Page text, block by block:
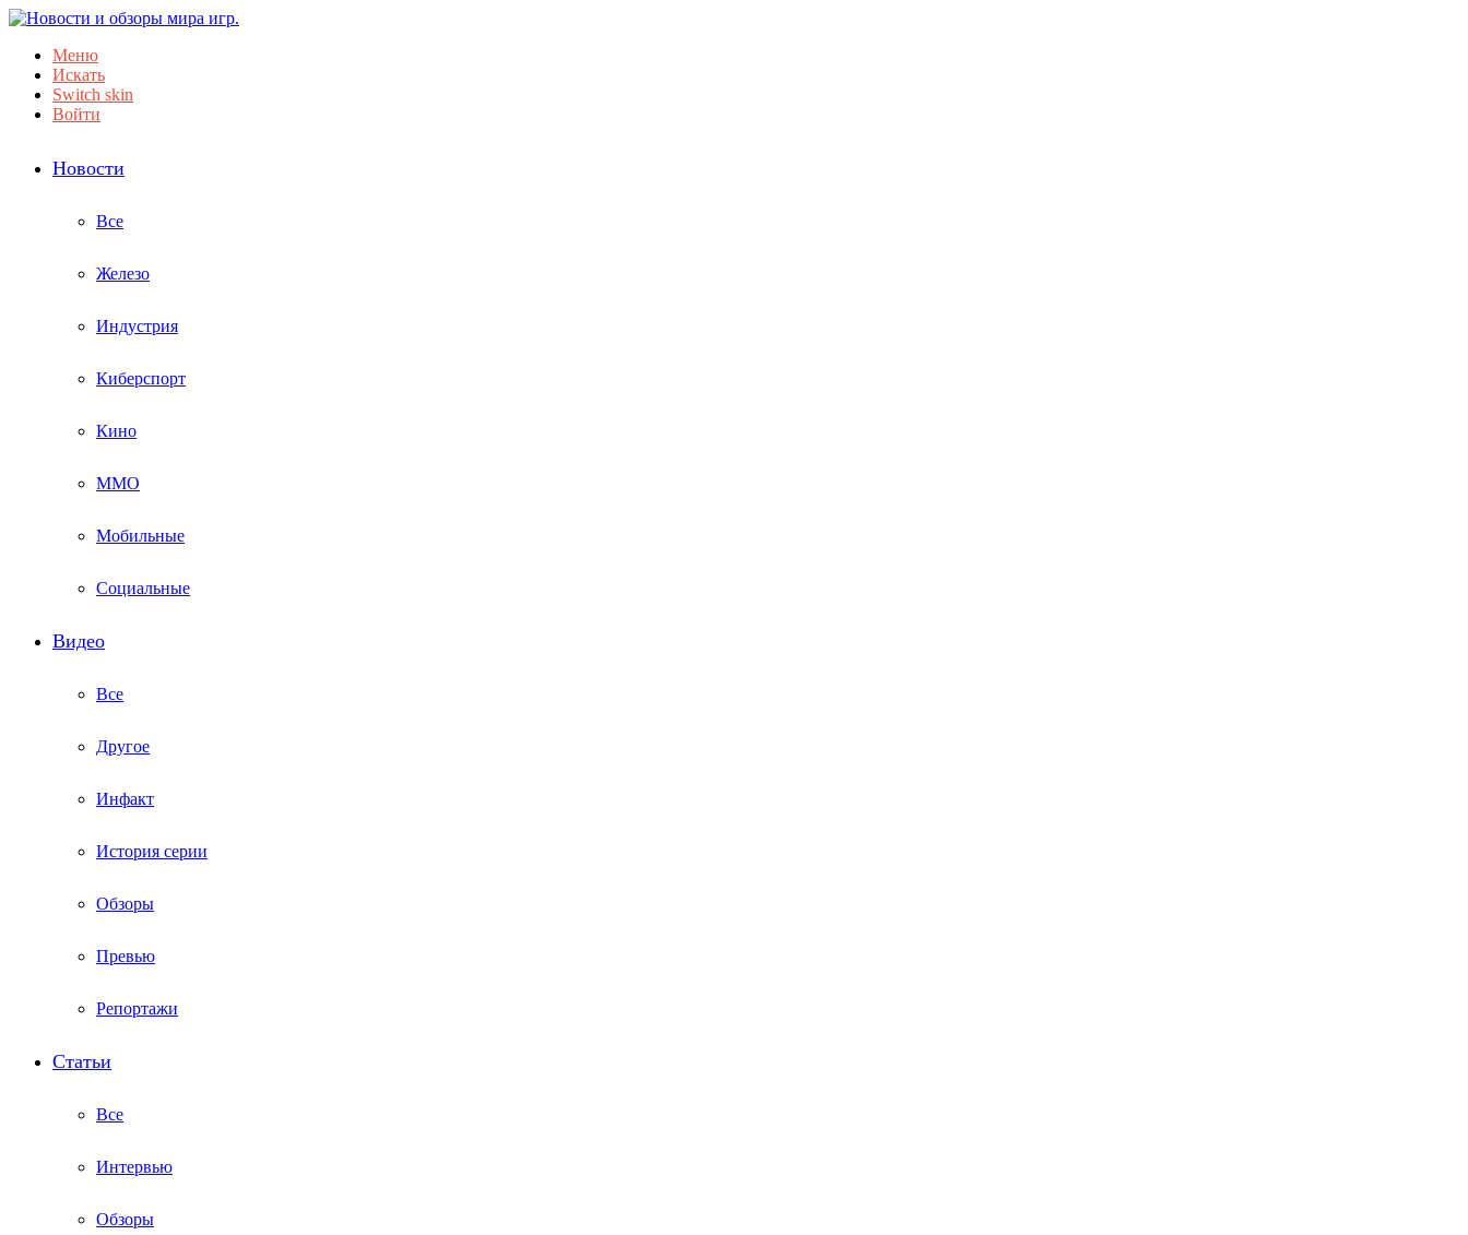
Меню
Искать
Switch skin
Войти
Новости
Все
Железо
Индустрия
Киберспорт
Кино
ММО
Мобильные
Социальные
Видео
Все
Другое
Инфакт
История серии
Обзоры
Превью
Репортажи
Статьи
Все
Интервью
Обзоры